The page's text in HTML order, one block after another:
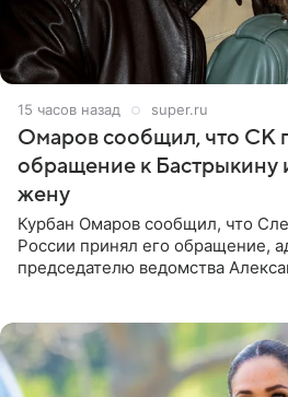
15 часов назад super.ru
Омаров сообщил, что СК
обращение к Бастрыкину
жену
Курбан Омаров сообщил, что
России принял его обращение,
председателю ведомства